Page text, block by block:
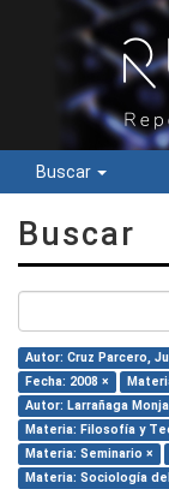
Buscar
Buscar
Autor: Cruz Parcero,
Fecha: 2008 ×
Autor: Larrañaga
Materia: Filosofía y
Materia: Seminario ×
Materia: Sociología